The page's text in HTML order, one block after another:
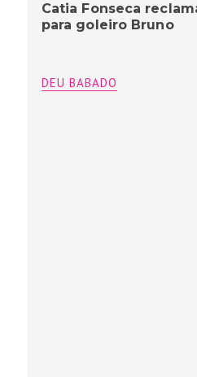
Catia Fonseca
para goleiro Bruno
DEU BABADO